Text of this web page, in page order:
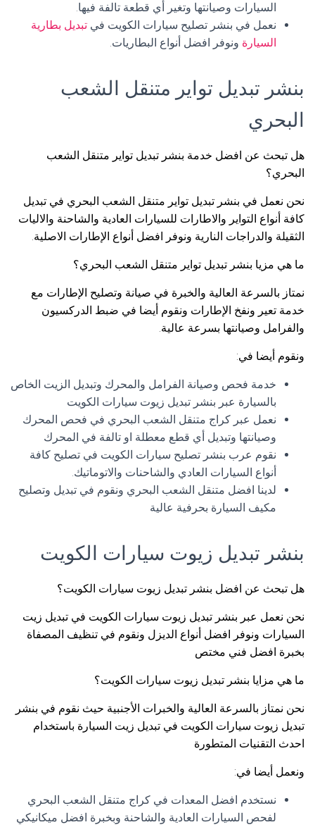
السيارات وصيانتها وتغير أي قطعة تالفة فيها.
نعمل في بنشر تصليح سيارات الكويت في تبديل بطارية
السيارة ونوفر افضل أنواع البطاريات.
بنشر تبديل تواير متنقل الشعب
البحري
هل تبحث عن افضل خدمة بنشر تبديل تواير متنقل الشعب
البحري؟
نحن نعمل في بنشر تبديل تواير متنقل الشعب البحري في تبديل
كافة أنواع التواير والاطارات للسيارات العادية والشاحنة والاليات
الثقيلة والدراجات النارية ونوفر افضل أنواع الإطارات الاصلية.
ما هي مزيا بنشر تبديل تواير متنقل الشعب البحري؟
نمتاز بالسرعة العالية والخبرة في صيانة وتصليح الإطارات مع
خدمة تعير ونفخ الإطارات ونقوم أيضا في ضبط الدركسيون
والفرامل وصيانتها بسرعة عالية.
ونقوم أيضا في:
خدمة فحص وصيانة الفرامل والمحرك وتبديل الزيت الخاص
بالسيارة عبر بنشر تبديل زيوت سيارات الكويت
نعمل عبر كراج متنقل الشعب البحري في فحص المحرك
وصيانتها وتبديل أي قطع معطلة او تالفة في المحرك
نقوم عرب بنشر تصليح سيارات الكويت في تصليح كافة
أنواع السيارات العادي والشاحنات والاتوماتيك.
لدينا افضل متنقل الشعب البحري ونقوم في تبديل وتصليح
مكيف السيارة بحرفية عالية
بنشر تبديل زيوت سيارات الكويت
هل تبحث عن افضل بنشر تبديل زيوت سيارات الكويت؟
نحن نعمل عبر بنشر تبديل زيوت سيارات الكويت في تبديل زيت
السيارات ونوفر افضل أنواع الديزل ونقوم في تنظيف المصفاة
بخبرة افضل فني مختص
ما هي مزايا بنشر تبديل زيوت سيارات الكويت؟
نحن نمتاز بالسرعة العالية والخبرات الأجنبية حيث نقوم في بنشر
تبديل زيوت سيارات الكويت في تبديل زيت السيارة باستخدام
احدث التقنيات المتطورة
ونعمل أيضا في:
نستخدم افضل المعدات في كراج متنقل الشعب البحري
لفحص السيارات العادية والشاحنة وبخبرة افضل ميكانيكي